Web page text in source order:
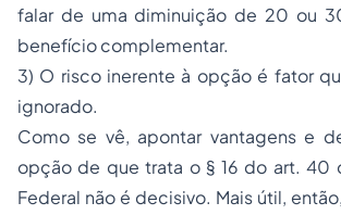
falar de uma diminuição de 20 ou
benefício complementar.
3) O risco inerente à opção é fator
ignorado.
Como se vê, apontar vantagens e
opção de que trata o § 16 do art. 40
Federal não é decisivo. Mais útil,